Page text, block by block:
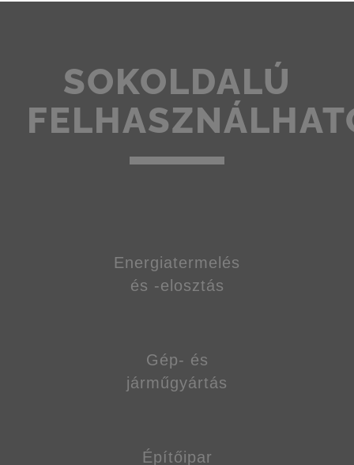
SOKOLDALÚ
Energiatermelés
és -elosztás
Gép- és
járműgyártás
Építőipar